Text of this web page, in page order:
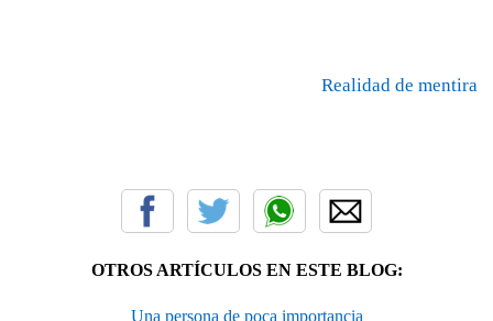
Realidad de mentira
OTROS ARTÍCULOS EN ESTE BLOG:
Una persona de poca importancia